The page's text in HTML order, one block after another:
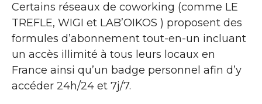
Certains réseaux de coworking (comme LE
TREFLE, WIGI et LAB’OIKOS ) proposent des
formules d’abonnement tout-en-un incluant
un accès illimité à tous leurs locaux en
France ainsi qu’un badge personnel afin d’y
accéder 24h/24 et 7j/7.